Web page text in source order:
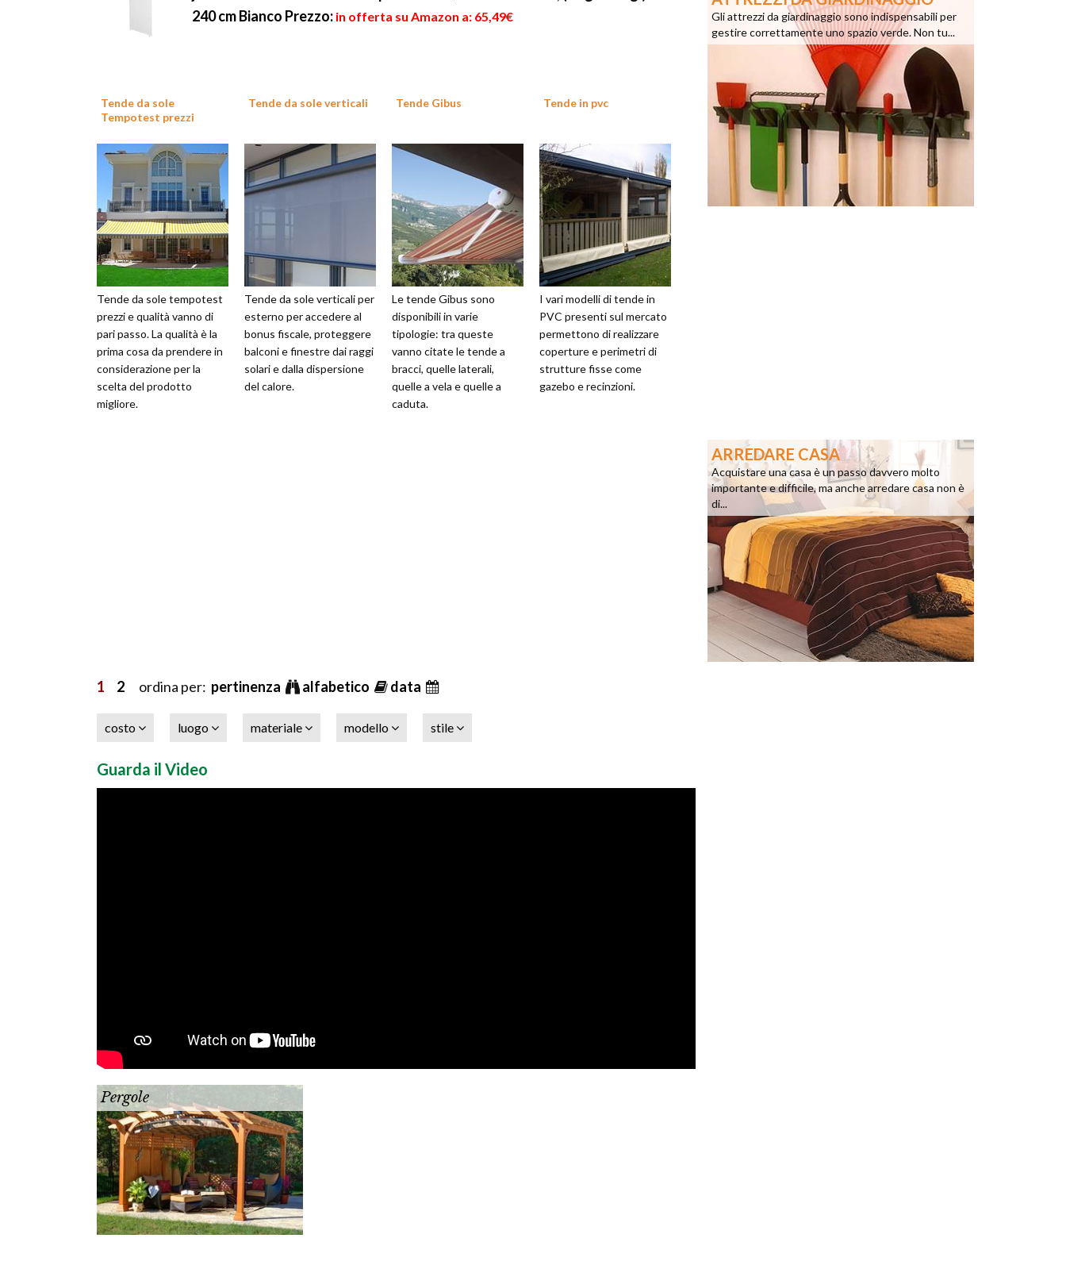
240 cm Bianco Prezzo: in offerta su Amazon a: 65,49€
Tende da sole
Tempotest prezzi
Tende da sole tempotest
prezzi e qualità vanno di
pari passo. La qualità è la
prima cosa da prendere in
considerazione per la
scelta del prodotto
migliore.
Tende da sole verticali
Tende da sole verticali per
esterno per accedere al
bonus fiscale, proteggere
balconi e finestre dai raggi
solari e dalla dispersione
del calore.
Tende Gibus
Le tende Gibus sono
disponibili in varie
tipologie: tra queste
vanno citate le tende a
bracci, quelle laterali,
quelle a vela e quelle a
caduta.
Tende in pvc
I vari modelli di tende in
PVC presenti sul mercato
permettono di realizzare
coperture e perimetri di
strutture fisse come
gazebo e recinzioni.
1 2 ordina per: pertinenza alfabetico data
costo luogo materiale modello stile
Guarda il Video
Pergole
Gli attrezzi da giardinaggio sono indispensabili per
gestire correttamente uno spazio verde. Non tu...
ARREDARE CASA
Acquistare una casa è un passo davvero molto
importante e difficile, ma anche arredare casa non è
di...